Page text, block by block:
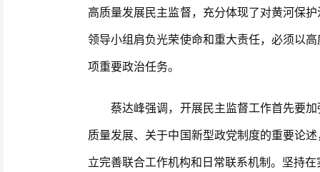
高质量发展民主监督，充分体现了对黄河保
领导小组肩负光荣使命和重大责任，必须以
项重要政治任务。
蔡达峰强调，开展民主监督工作首先要加
质量发展、关于中国新型政党制度的重要论
立完善联合工作机构和日常联系机制。坚持